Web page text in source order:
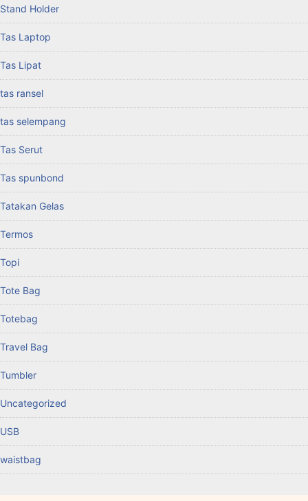
Stand Holder
Tas Laptop
Tas Lipat
tas ransel
tas selempang
Tas Serut
Tas spunbond
Tatakan Gelas
Termos
Topi
Tote Bag
Totebag
Travel Bag
Tumbler
Uncategorized
USB
waistbag